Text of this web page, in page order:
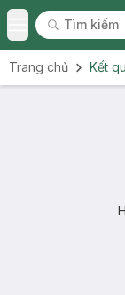
Toggle Menu
Tìm kiếm
Tìm kiếm
Trang chủ Kết